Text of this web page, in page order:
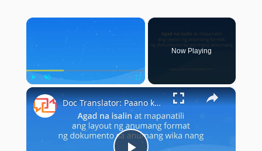
×
Play Unmute Fullscreen
Now Playing
×
Doc Translator: Paano ko magagamit ang tagasalin ng dokumento?